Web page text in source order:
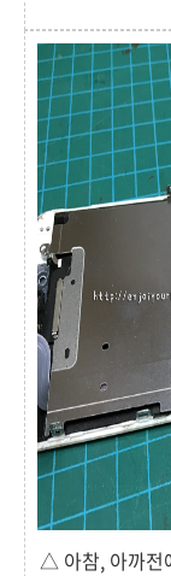
△ 아참, 아까전